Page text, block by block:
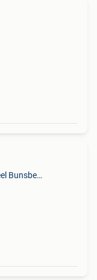
Hoeleden + Deel Bunsbeek & Sint-Magriete-Houtem